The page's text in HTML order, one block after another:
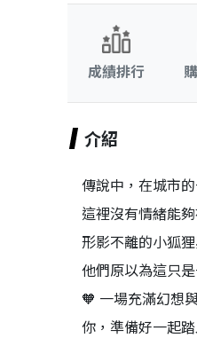
成績排行
介紹
傳說中，在城市
這裡沒有情緒能
形影不離的小狐
他們原以為這只
🧡 一場充滿幻想
你，準備好一起